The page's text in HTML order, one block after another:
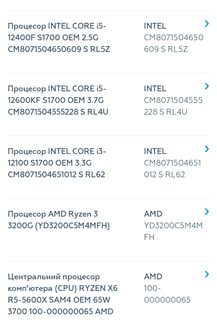
Процесор INTEL CORE i5-
12400F S1700 OEM 2.5G
CM8071504650609 S RL5Z
INTEL
CM8071504650
609 S RL5Z
Процесор INTEL CORE i5-
12600KF S1700 OEM 3.7G
CM8071504555228 S RL4U
INTEL
CM8071504555
228 S RL4U
Процесор INTEL CORE i3-
12100 S1700 OEM 3.3G
CM8071504651012 S RL62
INTEL
CM8071504651
012 S RL62
Процесор AMD Ryzen 3
3200G (YD3200C5M4MFH)
AMD
YD3200C5M4M
FH
Центральний процесор
комп’ютера (CPU) RYZEN X6
R5-5600X SAM4 OEM 65W
3700 100-000000065 AMD
AMD
100-
000000065